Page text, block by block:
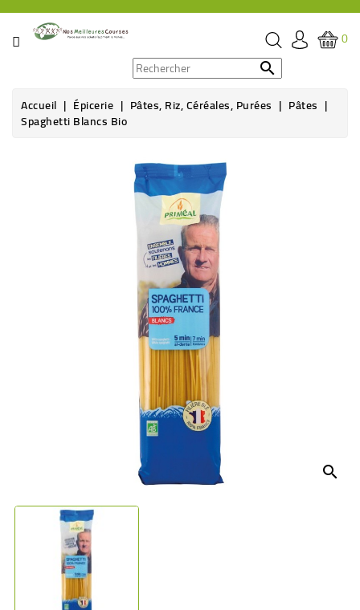
CATÉGORIE
ÉPICERIE
0

Accueil Épicerie Pâtes, Riz, Céréales, Purées Pâtes
Spaghetti Blancs Bio
search